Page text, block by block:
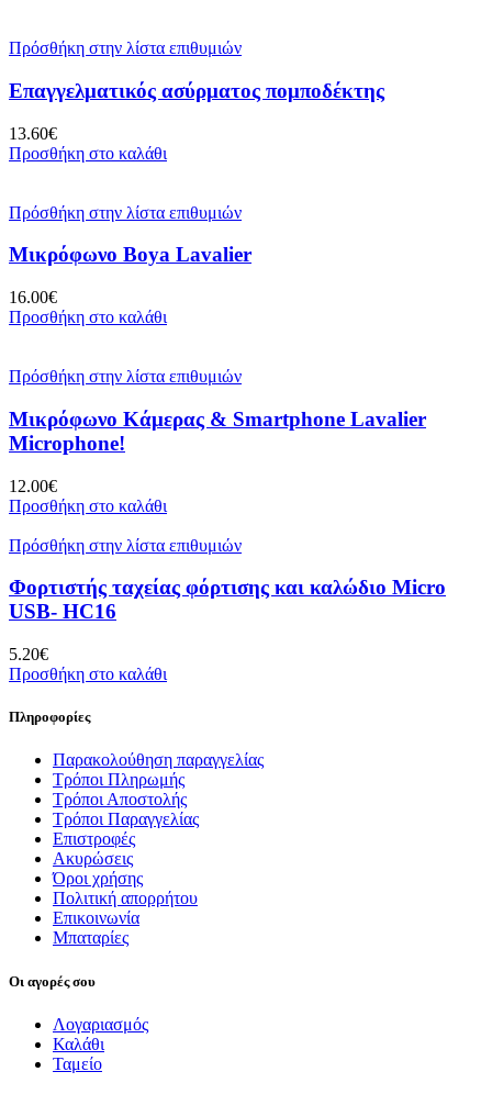
Πρόσθήκη στην λίστα επιθυμιών
Επαγγελματικός ασύρματος πομποδέκτης
13.60€
Προσθήκη στο καλάθι
Πρόσθήκη στην λίστα επιθυμιών
Μικρόφωνο Boya Lavalier
16.00€
Προσθήκη στο καλάθι
Πρόσθήκη στην λίστα επιθυμιών
Μικρόφωνο Κάμερας & Smartphone Lavalier
Microphone!
12.00€
Προσθήκη στο καλάθι
Πρόσθήκη στην λίστα επιθυμιών
Φορτιστής ταχείας φόρτισης και καλώδιο Micro
USB- HC16
5.20€
Προσθήκη στο καλάθι
Πληροφορίες
Παρακολούθηση παραγγελίας
Τρόποι Πληρωμής
Τρόποι Αποστολής
Τρόποι Παραγγελίας
Επιστροφές
Ακυρώσεις
Όροι χρήσης
Πολιτική απορρήτου
Επικοινωνία
Μπαταρίες
Οι αγορές σου
Λογαριασμός
Καλάθι
Ταμείο